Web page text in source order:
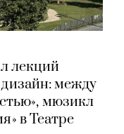
лекций
между
мюзикл
в Театре